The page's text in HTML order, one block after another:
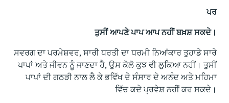
ਪਰ
ਤੁਸੀਂ ਆਪਣੇ ਪਾਪ ਆਪ ਨਹੀਂ ਬਖ਼ਸ਼ ਸਕਦੇ।
ਸਵਰਗ ਦਾ ਪਰਮੇਸ਼ਵਰ, ਸਾਰੀ ਧਰਤੀ ਦਾ ਧਰਮੀ ਨਿਆਂਕਾਰ ਤੁਹਾਡੇ ਸਾਰੇ
ਪਾਪਾਂ ਅਤੇ ਜੀਵਨ ਨੂੰ ਜਾਣਦਾ ਹੈ, ਉਸ ਕੋਲੋ ਕੁਝ ਵੀ ਲੁਕਿਆ ਨਹੀਂ। ਤੁਸੀਂ
ਪਾਪਾਂ ਦੀ ਗਠੜੀ ਨਾਲ ਲੈ ਕੇ ਭਵਿੱਖ ਦੇ ਸੰਸਾਰ ਦੇ ਅਨੰਦ ਅਤੇ ਮਹਿਮਾ
ਵਿੱਚ ਕਦੇ ਪ੍ਰਵੇਸ਼ ਨਹੀਂ ਕਰ ਸਕਦੇ।